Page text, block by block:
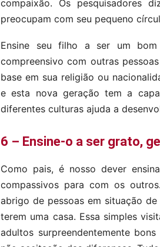
compaixão. Os pesquisadores
preocupam com seu pequeno
Ensine seu filho a ser um
compreensivo com outras
base em sua religião ou
e esta nova geração tem a
diferentes culturas ajuda a
6 – Ensine-o a ser grato,
Como pais, é nosso dever
compassivos para com os
abrigo de pessoas em situação
terem uma casa. Essa simples
adultos surpreendentemente